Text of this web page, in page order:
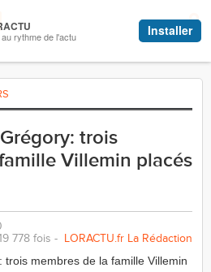
trois
Villemin placés
778 fois - LORACTU.fr La Rédaction